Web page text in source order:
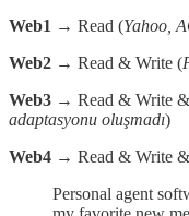
Web1 → Read (Yahoo,
Web2 → Read & Write (
Web3 → Read & Write
adaptasyonu oluşmadı)
Web4 → Read & Write
Personal agent